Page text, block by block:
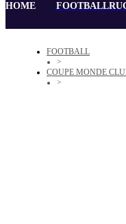
HOME FOOTBALL
FOOTBALL
>
COUPE MONDE
>